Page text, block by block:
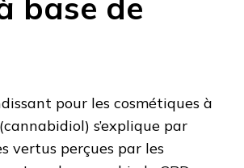
pour les cosmétiques à
(cannabidiol) s’explique par
vertus perçues par les